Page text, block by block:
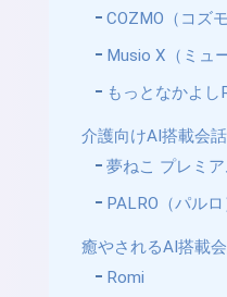
COZMO（コズモ
Musio X（ミュ
もっとなかよし
介護向けAI搭載会
夢ねこ プレミ
PALRO（パルロ
癒やされるAI搭載
Romi